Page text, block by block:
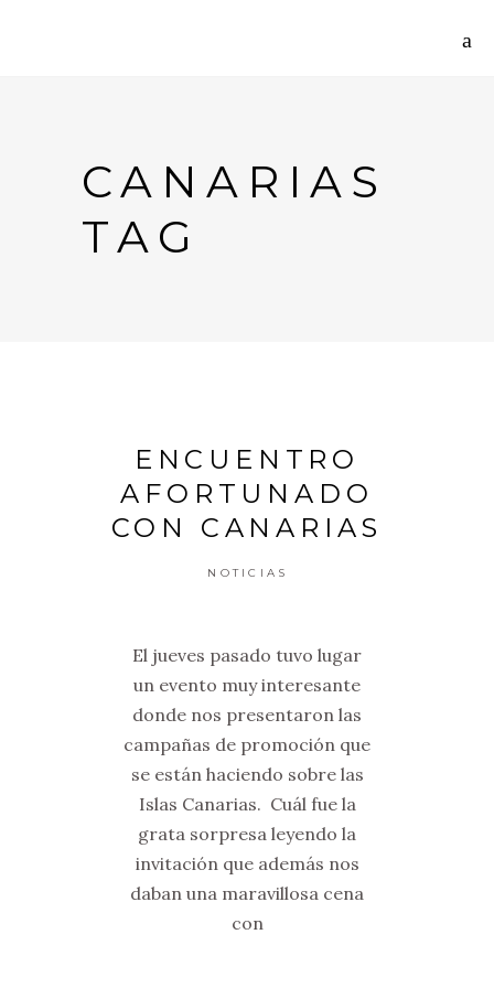
CANARIAS
TAG
ENCUENTRO
AFORTUNADO
CON CANARIAS
NOTICIAS
El jueves pasado tuvo lugar
un evento muy interesante
donde nos presentaron las
campañas de promoción que
se están haciendo sobre las
Islas Canarias. Cuál fue la
grata sorpresa leyendo la
invitación que además nos
daban una maravillosa cena
con